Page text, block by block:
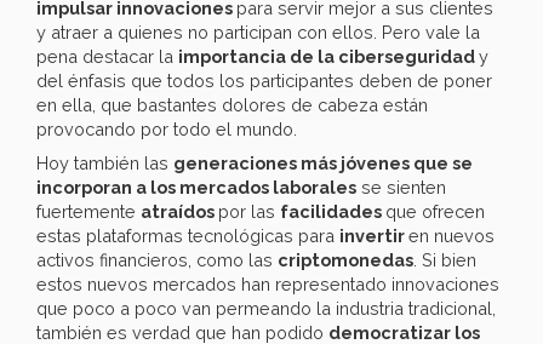
impulsar innovaciones para servir mejor a sus clientes
y atraer a quienes no participan con ellos. Pero vale la
pena destacar la importancia de la ciberseguridady
del énfasis que todos los participantes deben de poner
en ella, que bastantes dolores de cabeza están
provocando por todo el mundo.
Hoy también las generaciones más jóvenes que se
incorporan a los mercados laborales se sienten
fuertemente atraídos por las facilidades que ofrecen
estas plataformas tecnológicas para invertiren nuevos
activos financieros, como las criptomonedas . Si bien
estos nuevos mercados han representado innovaciones
que poco a poco van permeando la industria tradicional,
también es verdad que han podido democratizar los